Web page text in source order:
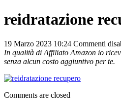
reidratazione
19 Marzo 2023 10:24 Commenti
In qualità di Affiliato Amazon io
senza alcun costo aggiuntivo per te.
Comments are closed